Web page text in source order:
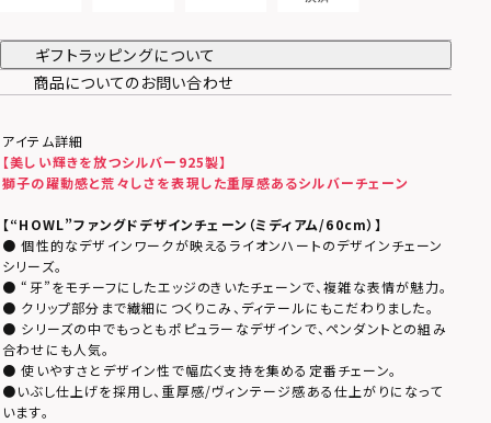
ギフトラッピングについて
商品についてのお問い合わせ
アイテム詳細
【美しい輝きを放つシルバー925製】
獅子の躍動感と荒々しさを表現した重厚感あるシルバーチェーン
【“HOWL”ファングドデザインチェーン（ミディアム/60cm）】
● 個性的なデザインワークが映えるライオンハートのデザインチェーン
シリーズ。
● “牙”をモチーフにしたエッジのきいたチェーンで、複雑な表情が魅力。
● クリップ部分まで繊細につくりこみ、ディテールにもこだわりました。
● シリーズの中でもっともポピュラーなデザインで、ペンダントとの組み
合わせにも人気。
● 使いやすさとデザイン性で幅広く支持を集める定番チェーン。
●いぶし仕上げを採用し、重厚感/ヴィンテージ感ある仕上がりになって
います。